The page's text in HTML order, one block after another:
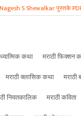
Nagesh S Shewalkar पुस्तके
कथा
मराठी फिक्शन
मराठी क्लासिक कथा
नियतकालिक मराठी कविता